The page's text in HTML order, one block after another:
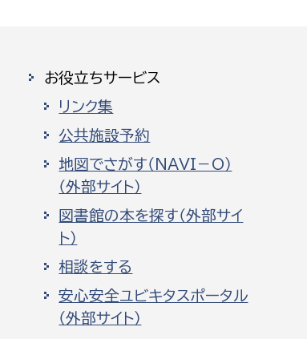
お役立ちサービス
リンク集
公共施設予約
地図でさがす（NAVI－O）
（外部サイト）
図書館の本を探す（外部サイ
ト）
相談をする
安心安全ユビキタスポータル
（外部サイト）